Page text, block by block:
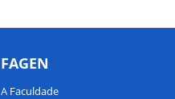
FAGEN
A Faculdade